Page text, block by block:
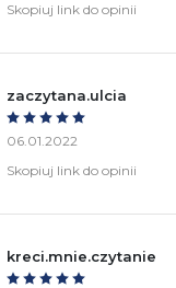
Skopiuj link do opinii
zaczytana.ulcia
06.01.2022
Skopiuj link do opinii
kreci.mnie.czytanie